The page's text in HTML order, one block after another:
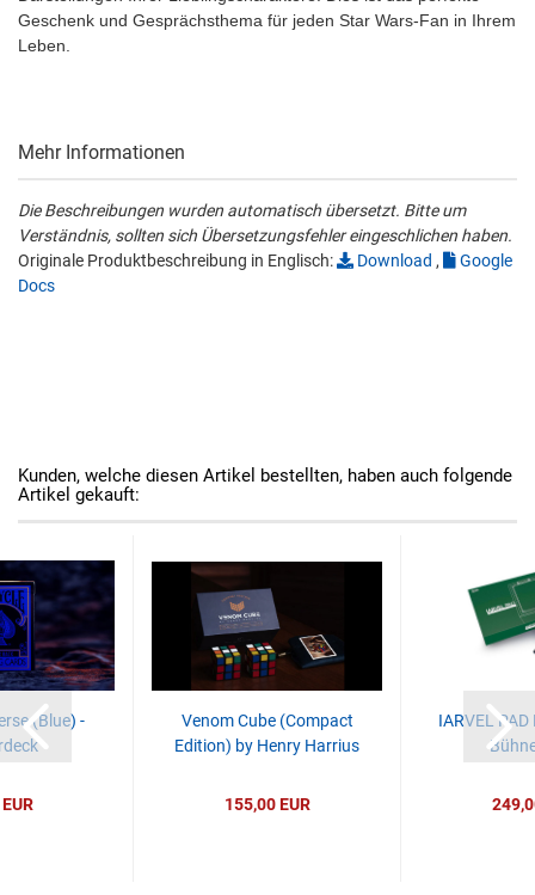
Geschenk und Gesprächsthema für jeden Star Wars-Fan in Ihrem
Leben.
Mehr Informationen
Die Beschreibungen wurden automatisch übersetzt. Bitte um
Verständnis, sollten sich Übersetzungsfehler eingeschlichen haben.
Originale Produktbeschreibung in Englisch:
Download ,
Google
Docs
Kunden, welche diesen Artikel bestellten, haben auch folgende
Artikel gekauft:
(Blue) -
Venom Cube (Compact
Edition) by Henry Harrius
155,00 EUR
IARVEL